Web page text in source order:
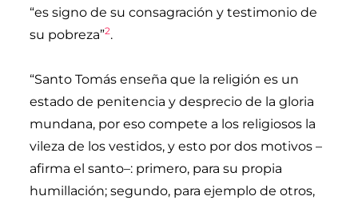
“es signo de su consagración y testimonio de
su pobreza”2.
“Santo Tomás enseña que la religión es un
estado de penitencia y desprecio de la gloria
mundana, por eso compete a los religiosos la
vileza de los vestidos, y esto por dos motivos –
afirma el santo–: primero, para su propia
humillación; segundo, para ejemplo de otros,